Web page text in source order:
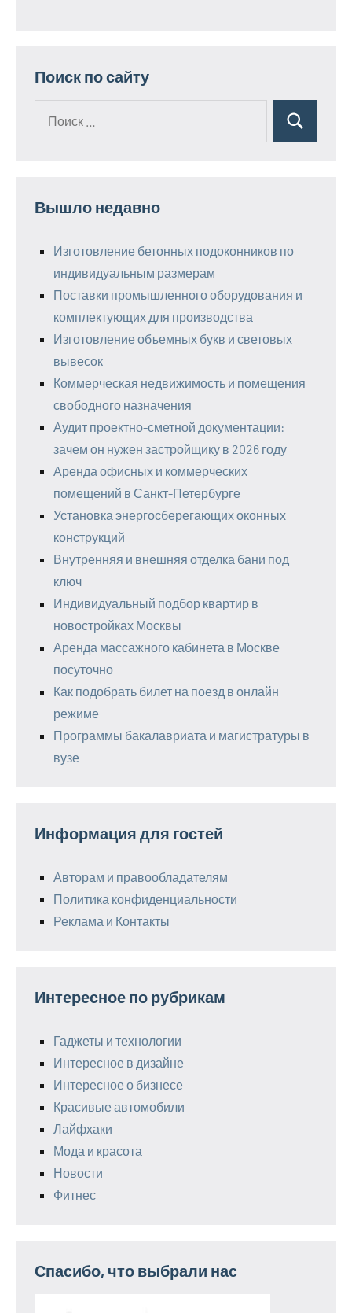
Поиск по сайту
Поиск
Вышло недавно
Изготовление бетонных подоконников по
индивидуальным размерам
Поставки промышленного оборудования и
комплектующих для производства
Изготовление объемных букв и световых
вывесок
Коммерческая недвижимость и помещения
свободного назначения
Аудит проектно-сметной документации:
зачем он нужен застройщику в 2026 году
Аренда офисных и коммерческих
помещений в Санкт-Петербурге
Установка энергосберегающих оконных
конструкций
Внутренняя и внешняя отделка бани под
ключ
Индивидуальный подбор квартир в
новостройках Москвы
Аренда массажного кабинета в Москве
посуточно
Как подобрать билет на поезд в онлайн
режиме
Программы бакалавриата и магистратуры в
вузе
Информация для гостей
Авторам и правообладателям
Политика конфиденциальности
Реклама и Контакты
Интересное по рубрикам
Гаджеты и технологии
Интересное в дизайне
Интересное о бизнесе
Красивые автомобили
Лайфхаки
Мода и красота
Новости
Фитнес
Спасибо, что выбрали нас